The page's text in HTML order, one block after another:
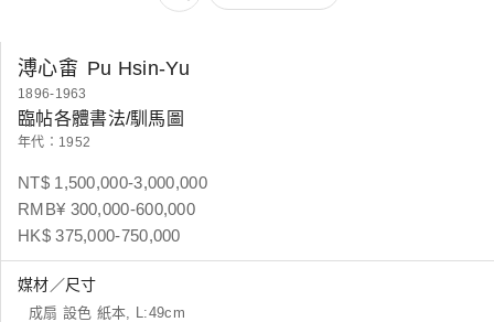
溥心畬 Pu Hsin-Yu
1896-1963
臨帖各體書法/馴馬圖
年代：1952
NT$ 1,500,000-3,000,000
RMB¥ 300,000-600,000
HK$ 375,000-750,000
媒材／尺寸
成扇 設色 紙本, L:49cm